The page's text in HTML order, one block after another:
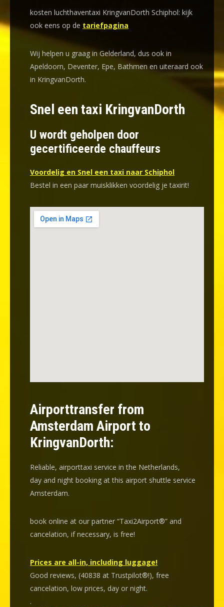
kosten luchthaventaxi KringvanDorth Schiphol: kijk
ook eens op de tariefpagina
Wij helpen u graag in Gelderland, dus ook in
Apeldoorn, Deventer, Epe, Bathmen en uiteraard ook
in KringvanDorth.
Snel een taxi KringvanDorth
U wordt geholpen door
gecertificeerde chauffeurs
Voordelig en Snel een taxi naar Schiphol
Bestel in een paar muisklikken voordelig je taxirit!
Airporttransfer from
Amsterdam Airport to
KringvanDorth:
Reliable, airporttaxi service in the Netherlands,
day and night booking at this airport shuttle service
Amsterdam.
book online at our partner “Taxi2Airport®” and
cancelation, if necessary, is free!
Prices are all-in, including luggage!
Good reviews, (40838 at Trustpilot®!), free
cancelation, low prices, day or night.
.